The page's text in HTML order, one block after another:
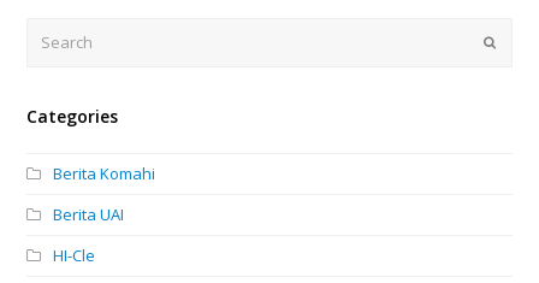
Submit
Categories
Berita Komahi
Berita UAI
HI-Cle